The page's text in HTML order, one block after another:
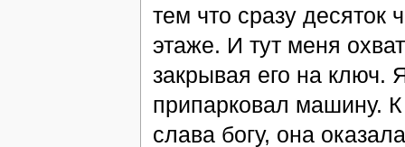
тем что сразу десяток
этаже. И тут меня
закрывая его на ключ.
припарковал
слава богу, она